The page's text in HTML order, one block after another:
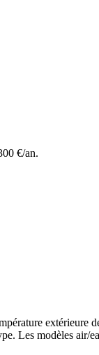
€/an.
extérieure
Les modèles air/